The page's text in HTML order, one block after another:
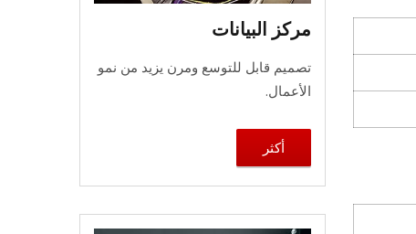
مركز البيانات
تصميم قابل للتوسع ومرن يزيد من نمو
الأعمال.
أكثر